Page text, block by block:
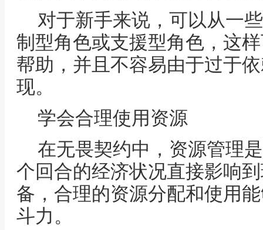
对于新手来说，可以从一
制型角色或支援型角色，这
帮助，并且不容易由于过于
现。
学会合理使用资源
在无畏契约中，资源管理
个回合的经济状况直接影响
备，合理的资源分配和使用
斗力。